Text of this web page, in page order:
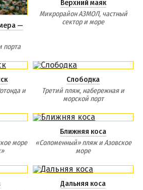
—
порта
Верхний маяк
Микрорайон АЗМОЛ, частный
сектор и море
и
Слободка
Третий пляж, набережная и
морской порт
море
Ближняя коса
«Соломенный» пляж и Азовское
море
Дальняя коса